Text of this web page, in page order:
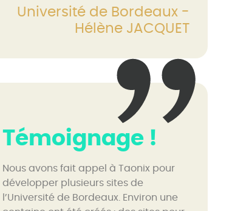
Université de Bordeaux -
Hélène JACQUET
Témoignage !
Nous avons fait appel à Taonix pour
développer plusieurs sites de
l’Université de Bordeaux. Environ une